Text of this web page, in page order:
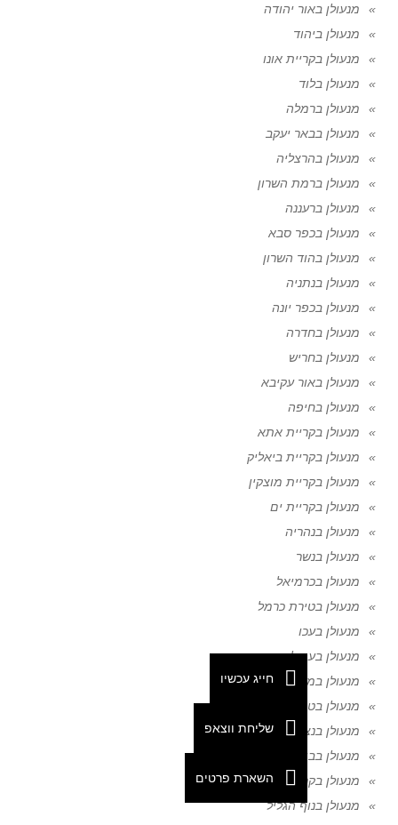
מנעולן באור יהודה
מנעולן ביהוד
מנעולן בקריית אונו
מנעולן בלוד
מנעולן ברמלה
מנעולן בבאר יעקב
מנעולן בהרצליה
מנעולן ברמת השרון
מנעולן ברעננה
מנעולן בכפר סבא
מנעולן בהוד השרון
מנעולן בנתניה
מנעולן בכפר יונה
מנעולן בחדרה
מנעולן בחריש
מנעולן באור עקיבא
מנעולן בחיפה
מנעולן בקריית אתא
מנעולן בקריית ביאליק
מנעולן בקריית מוצקין
מנעולן בקריית ים
מנעולן בנהריה
מנעולן בנשר
מנעולן בכרמיאל
מנעולן בטירת כרמל
מנעולן בעכו
מנעולן בעפולה
מנעולן במגדל העמק
מנעולן בטבריה
מנעולן בנצרת
מנעולן בבית שאן
מנעולן בקריית שמונה
מנעולן בנוף הגליל
חייג עכשיו
שליחת ווצאפ
השארת פרטים